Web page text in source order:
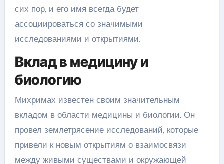
сих пор, и его имя всегда будет
ассоциироваться со значимыми
исследованиями и открытиями.
Вклад в медицину и
биологию
Михримах известен своим значительным
вкладом в области медицины и биологии. Он
провел землетрясение исследований, которые
привели к новым открытиям о взаимосвязи
между живыми существами и окружающей